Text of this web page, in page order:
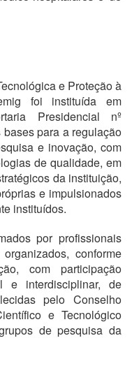
e Proteção à
foi instituída em
Presidencial nº
para a regulação
e inovação, com
de qualidade, em
da instituição,
e impulsionados
instituídos.
por profissionais
conforme
com participação
e interdisciplinar, de
pelo Conselho
e Tecnológico
de pesquisa da